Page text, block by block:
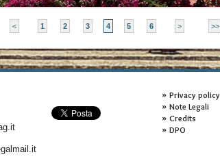
< 1 2 3 4 5 6 > >>
Privacy policy
Note Legali
Credits
DPO